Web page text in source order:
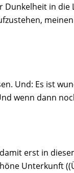
in die
Und: Es ist
wenn dann
erst in
Unterkunft